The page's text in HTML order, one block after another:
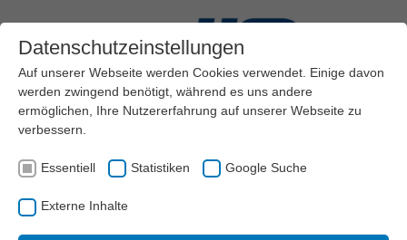
VEREINSMANAGEMENT
Datenschutzeinstellungen
Auf unserer Webseite werden Cookies verwendet. Einige davon
werden zwingend benötigt, während es uns andere
ermöglichen, Ihre Nutzererfahrung auf unserer Webseite zu
verbessern.
Essentiell Statistiken Google Suche
Externe Inhalte